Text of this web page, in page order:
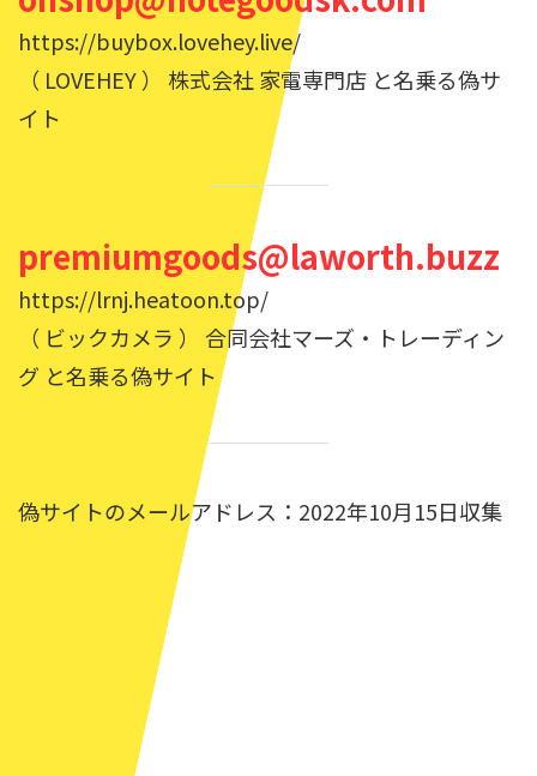
https://buybox.lovehey.live/
（ LOVEHEY ） 株式会社 家電専門店 と名乗る偽サ
イト
premiumgoods@laworth.buzz
https://lrnj.heatoon.top/
（ ビックカメラ ） 合同会社マーズ・トレーディン
グ と名乗る偽サイト
偽サイトのメールアドレス：2022年10月15日収集